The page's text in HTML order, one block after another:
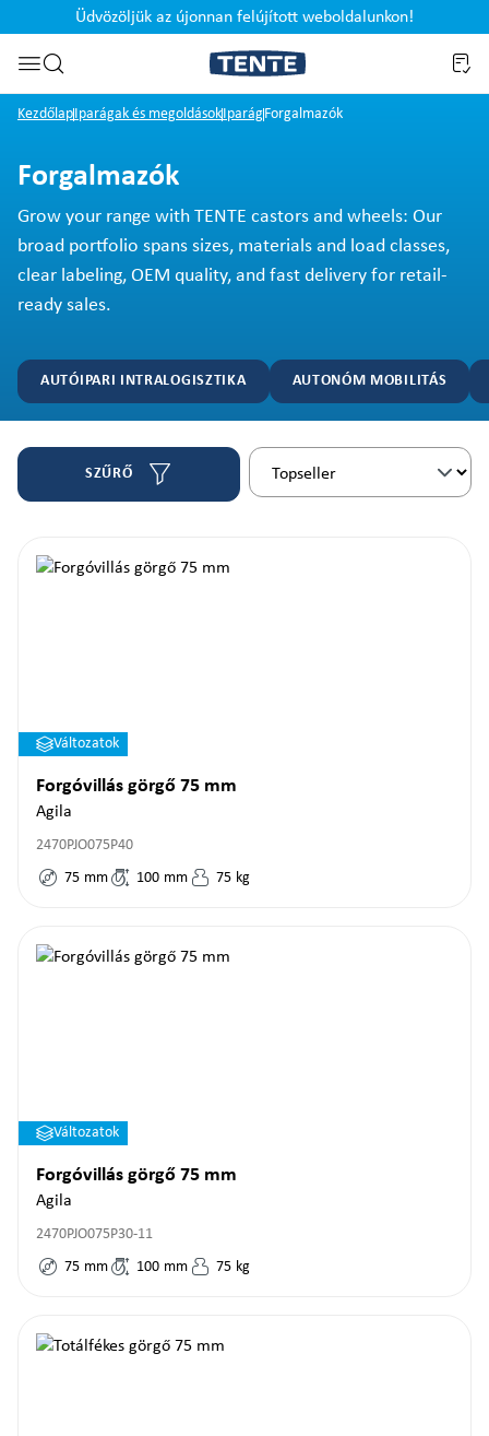
Ugrás a kereséshez
Üdvözöljük az újonnan felújított weboldalunkon!
KezdőlapIparágak és megoldásokIparágForgalmazók
Forgalmazók
Grow your range with TENTE castors and wheels: Our
broad portfolio spans sizes, materials and load classes,
clear labeling, OEM quality, and fast delivery for retail-
ready sales.
AUTÓIPARI INTRALOGISZTIKA AUTONÓM MOBILITÁS
SZŰRŐ
Változatok
Forgóvillás görgő 75 mm
Agila
2470PJO075P40
75 mm 100 mm 75 kg
Változatok
Forgóvillás görgő 75 mm
Agila
2470PJO075P30-11
75 mm 100 mm 75 kg